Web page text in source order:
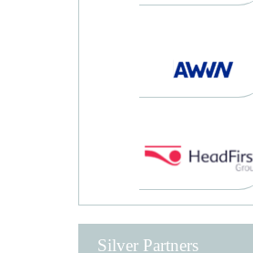
Silver Partners